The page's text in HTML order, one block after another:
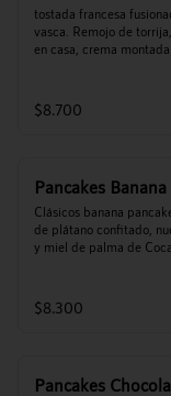
tostada francesa
vasca. Remojo de
en casa, crema
$8.700
Pancakes
Clásicos banana
de plátano confitado,
y miel de palma de
$8.300
Pancakes